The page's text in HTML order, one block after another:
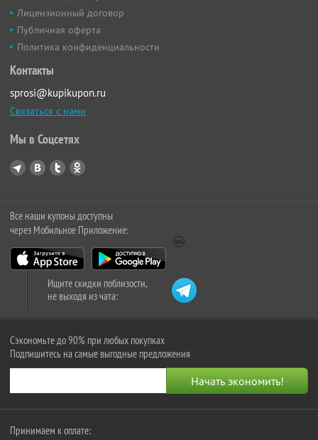
Лицензионный договор
Публичная оферта
Политика конфиденциальности
Контакты
sprosi@kupikupon.ru
Связаться с нами
Мы в Соцсетях
Все наши купоны доступны
через Мобильное Приложение:
Ищите скидки поблизости,
не выходя из чата:
Сэкономьте до 90% при любых покупках
Подпишитесь на самые выгодные предложения
Принимаем к оплате: